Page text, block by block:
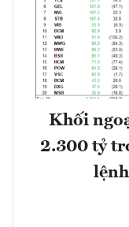
Khối
2.300 tỷ